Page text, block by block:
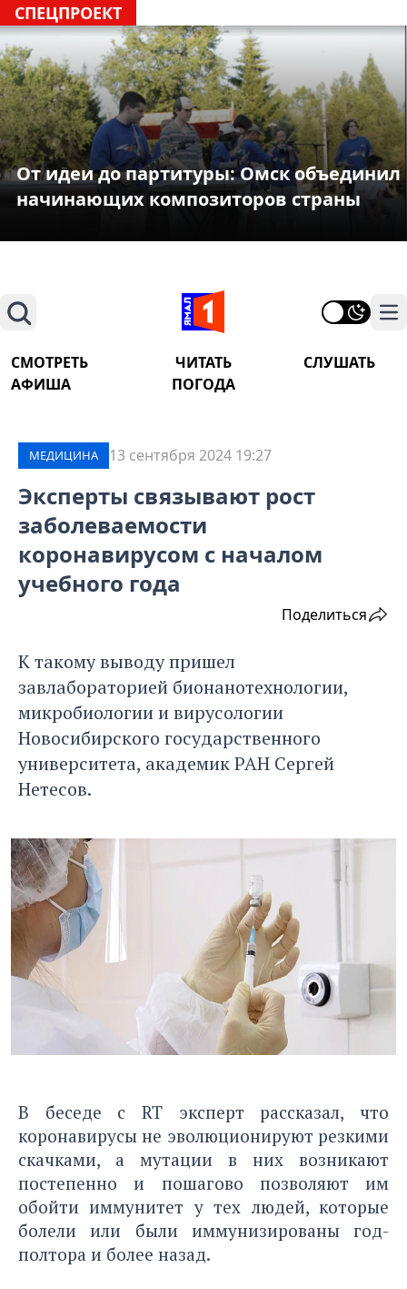
СПЕЦПРОЕКТ
От идеи до партитуры: Омск объединил
начинающих композиторов страны
Поиск
СМОТРЕТЬ ЧИТАТЬ
СЛУШАТЬ
АФИША
ПОГОДА
МЕДИЦИНА 13 сентября 2024 19:27
Эксперты связывают рост
заболеваемости
коронавирусом с началом
учебного года
Поделиться
К такому выводу пришел
завлабораторией бионанотехнологии,
микробиологии и вирусологии
Новосибирского государственного
университета, академик РАН Сергей
Нетесов.
В беседе с RT эксперт рассказал, что
коронавирусы не эволюционируют резкими
скачками, а мутации в них возникают
постепенно и пошагово позволяют им
обойти иммунитет у тех людей, которые
болели или были иммунизированы год-
полтора и более назад.